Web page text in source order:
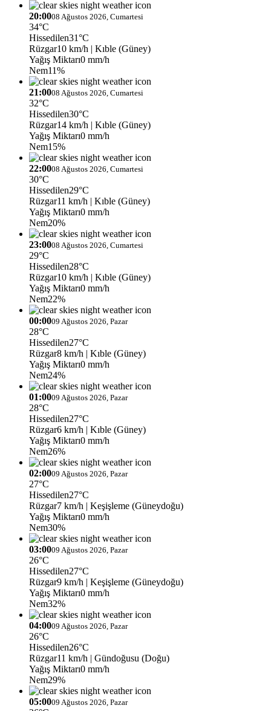
20:0008 Ağustos 2026, Cumartesi
34°C
Hissedilen31°C
Rüzgar10 km/h | Kıble (Güney)
Yağış Miktarı0 mm/h
Nem11%
21:0008 Ağustos 2026, Cumartesi
32°C
Hissedilen30°C
Rüzgar14 km/h | Kıble (Güney)
Yağış Miktarı0 mm/h
Nem15%
22:0008 Ağustos 2026, Cumartesi
30°C
Hissedilen29°C
Rüzgar11 km/h | Kıble (Güney)
Yağış Miktarı0 mm/h
Nem20%
23:0008 Ağustos 2026, Cumartesi
29°C
Hissedilen28°C
Rüzgar10 km/h | Kıble (Güney)
Yağış Miktarı0 mm/h
Nem22%
00:0009 Ağustos 2026, Pazar
28°C
Hissedilen27°C
Rüzgar8 km/h | Kıble (Güney)
Yağış Miktarı0 mm/h
Nem24%
01:0009 Ağustos 2026, Pazar
28°C
Hissedilen27°C
Rüzgar6 km/h | Kıble (Güney)
Yağış Miktarı0 mm/h
Nem26%
02:0009 Ağustos 2026, Pazar
27°C
Hissedilen27°C
Rüzgar7 km/h | Keşişleme (Güneydoğu)
Yağış Miktarı0 mm/h
Nem30%
03:0009 Ağustos 2026, Pazar
26°C
Hissedilen27°C
Rüzgar9 km/h | Keşişleme (Güneydoğu)
Yağış Miktarı0 mm/h
Nem32%
04:0009 Ağustos 2026, Pazar
26°C
Hissedilen26°C
Rüzgar11 km/h | Gündoğusu (Doğu)
Yağış Miktarı0 mm/h
Nem29%
05:0009 Ağustos 2026, Pazar